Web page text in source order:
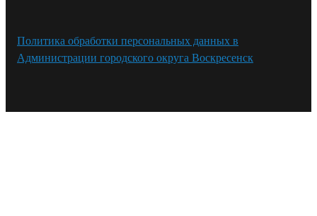
Политика обработки персональных данных в
Администрации городского округа Воскресенск